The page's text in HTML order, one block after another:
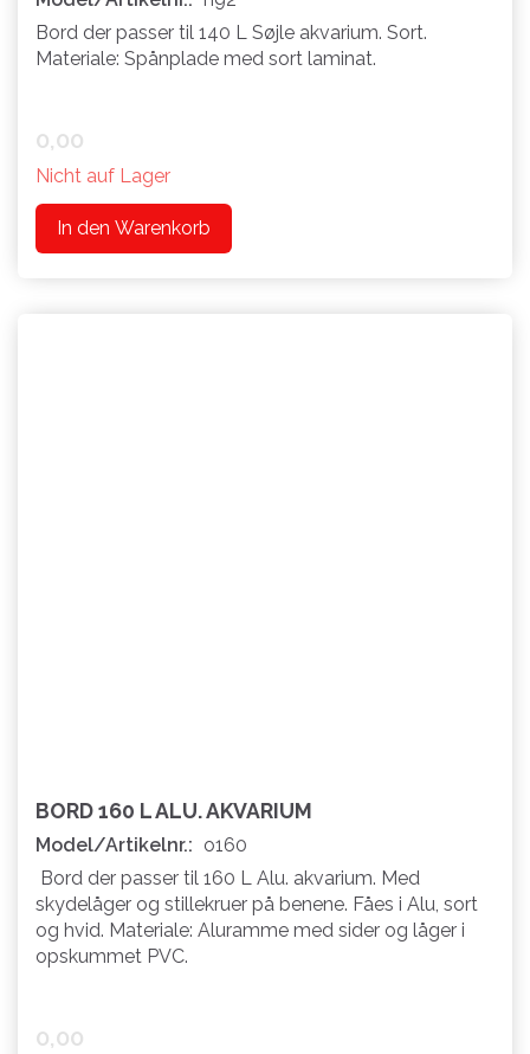
Bord der passer til 140 L Søjle akvarium. Sort.
Materiale: Spånplade med sort laminat.
0,00
Nicht auf Lager
In den Warenkorb
BORD 160 L ALU. AKVARIUM
Model/Artikelnr.: o160
Bord der passer til 160 L Alu. akvarium. Med
skydelåger og stillekruer på benene. Fåes i Alu, sort
og hvid. Materiale: Aluramme med sider og låger i
opskummet PVC.
0,00